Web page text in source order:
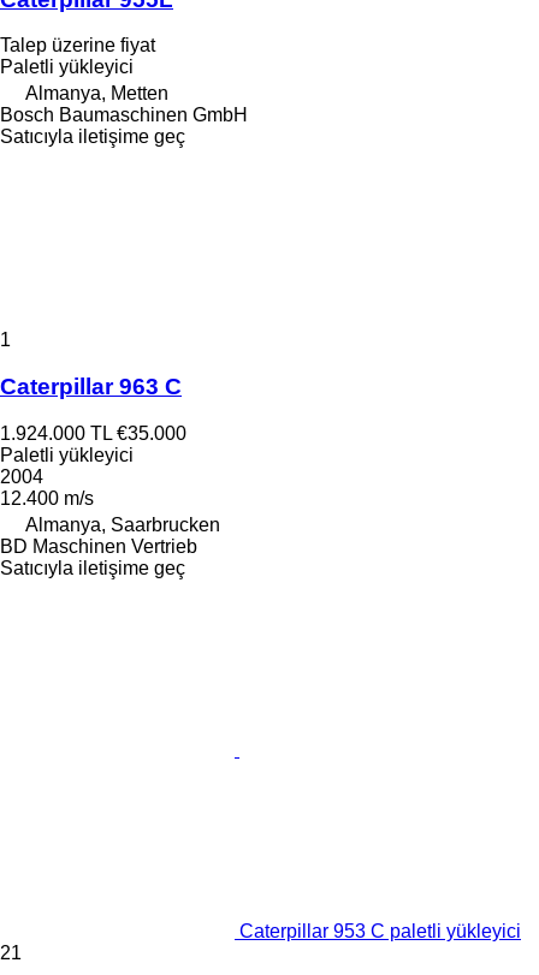
Talep üzerine fiyat
Paletli yükleyici
Almanya, Metten
Bosch Baumaschinen GmbH
Satıcıyla iletişime geç
1
Caterpillar 963 C
1.924.000 TL €35.000
Paletli yükleyici
2004
12.400 m/s
Almanya, Saarbrucken
BD Maschinen Vertrieb
Satıcıyla iletişime geç
Caterpillar 953 C paletli yükleyici
21